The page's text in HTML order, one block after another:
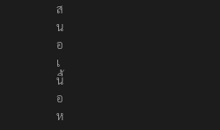
ส
น
อ
เ
นื้
อ
ห